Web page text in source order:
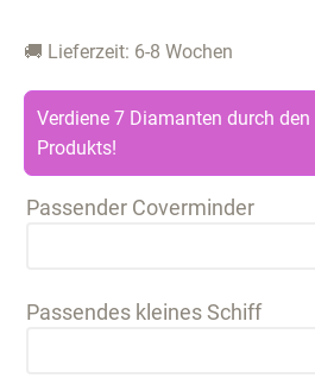
🚚 Lieferzeit: 6-8 Wochen
Verdiene 7 Diamanten durch
Produkts!
Passender Coverminder
Passendes kleines Schiff